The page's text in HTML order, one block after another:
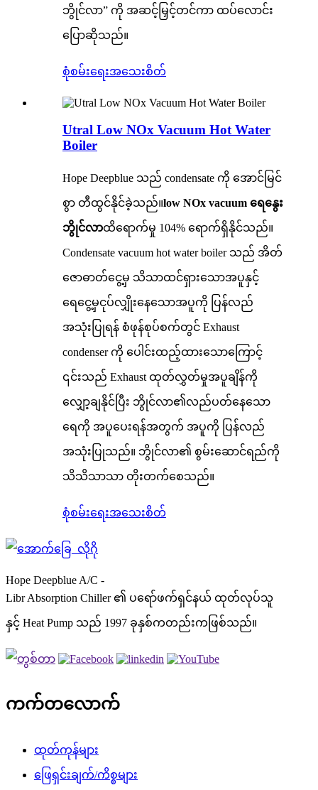
ဘွိုင်လာ” ကို အဆင့်မြှင့်တင်ကာ ထပ်လောင်း
ပြောဆိုသည်။
စုံစမ်းရေးအသေးစိတ်
Utral Low NOx Vacuum Hot Water
Boiler
Hope Deepblue သည် condensate ကို အောင်မြင်
စွာ တီထွင်နိုင်ခဲ့သည်။low NOx vacuum ရေနွေး
ဘွိုင်လာထိရောက်မှု 104% ရောက်ရှိနိုင်သည်။
Condensate vacuum hot water boiler သည် အိတ်
ဇောဓာတ်ငွေ့မှ သိသာထင်ရှားသောအပူနှင့်
ရေငွေ့မှငုပ်လျှိုးနေသောအပူကို ပြန်လည်
အသုံးပြုရန် စံဖုန်စုပ်စက်တွင် Exhaust
condenser ကို ပေါင်းထည့်ထားသောကြောင့်
၎င်းသည် Exhaust ထုတ်လွှတ်မှုအပူချိန်ကို
လျှော့ချနိုင်ပြီး ဘွိုင်လာ၏လည်ပတ်နေသော
ရေကို အပူပေးရန်အတွက် အပူကို ပြန်လည်
အသုံးပြုသည်။ ဘွိုင်လာ၏ စွမ်းဆောင်ရည်ကို
သိသိသာသာ တိုးတက်စေသည်။
စုံစမ်းရေးအသေးစိတ်
Hope Deepblue A/C -
Libr Absorption Chiller ၏ ပရော်ဖက်ရှင်နယ် ထုတ်လုပ်သူ
နှင့် Heat Pump သည် 1997 ခုနှစ်ကတည်းကဖြစ်သည်။
ကက်တလောက်
ထုတ်ကုန်များ
ဖြေရှင်းချက်/ကိစ္စများ